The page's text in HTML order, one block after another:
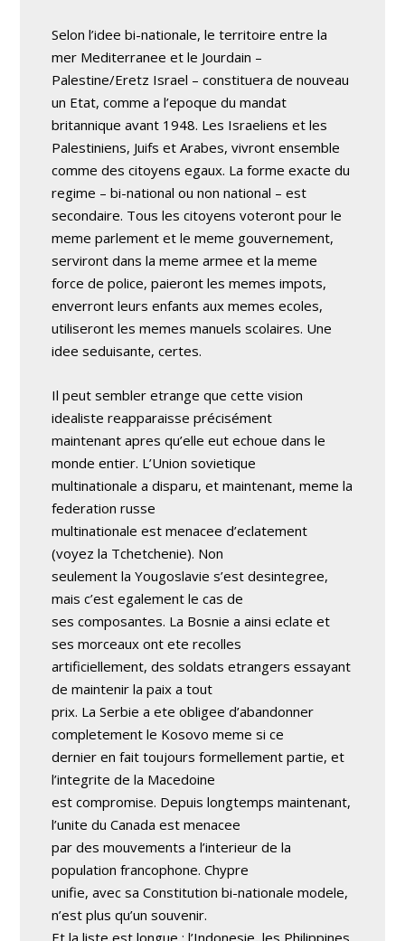
Selon l’idee bi-nationale, le territoire entre la
mer Mediterranee et le Jourdain –
Palestine/Eretz Israel – constituera de nouveau
un Etat, comme a l’epoque du mandat
britannique avant 1948. Les Israeliens et les
Palestiniens, Juifs et Arabes, vivront ensemble
comme des citoyens egaux. La forme exacte du
regime – bi-national ou non national – est
secondaire. Tous les citoyens voteront pour le
meme parlement et le meme gouvernement,
serviront dans la meme armee et la meme
force de police, paieront les memes impots,
enverront leurs enfants aux memes ecoles,
utiliseront les memes manuels scolaires. Une
idee seduisante, certes.
Il peut sembler etrange que cette vision
idealiste reapparaisse précisément
maintenant apres qu’elle eut echoue dans le
monde entier. L’Union sovietique
multinationale a disparu, et maintenant, meme la
federation russe
multinationale est menacee d’eclatement
(voyez la Tchetchenie). Non
seulement la Yougoslavie s’est desintegree,
mais c’est egalement le cas de
ses composantes. La Bosnie a ainsi eclate et
ses morceaux ont ete recolles
artificiellement, des soldats etrangers essayant
de maintenir la paix a tout
prix. La Serbie a ete obligee d’abandonner
completement le Kosovo meme si ce
dernier en fait toujours formellement partie, et
l’integrite de la Macedoine
est compromise. Depuis longtemps maintenant,
l’unite du Canada est menacee
par des mouvements a l’interieur de la
population francophone. Chypre
unifie, avec sa Constitution bi-nationale modele,
n’est plus qu’un souvenir.
Et la liste est longue : l’Indonesie, les Philippines